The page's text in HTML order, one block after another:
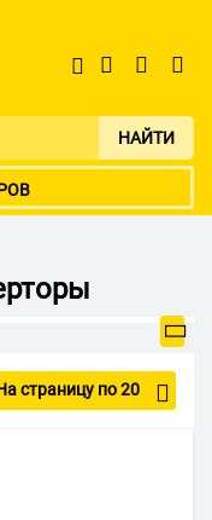
НАЙТИ
страницу по 20